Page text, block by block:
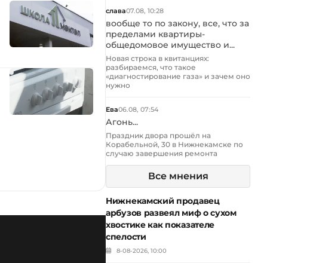
слава07.08, 10:28
вообще то по закону, все, что за
пределами квартиры-
общедомовое имущество и...
Новая строка в квитанциях:
разбираемся, что такое
«диагностирование газа» и зачем оно
нужно
Ева06.08, 07:54
Агонь...
Праздник двора прошёл на
Корабельной, 30 в Нижнекамске по
случаю завершения ремонта
Все мнения
Нижнекамский продавец
арбузов развеял миф о сухом
хвостике как показателе
спелости
8-08-2026, 10:00